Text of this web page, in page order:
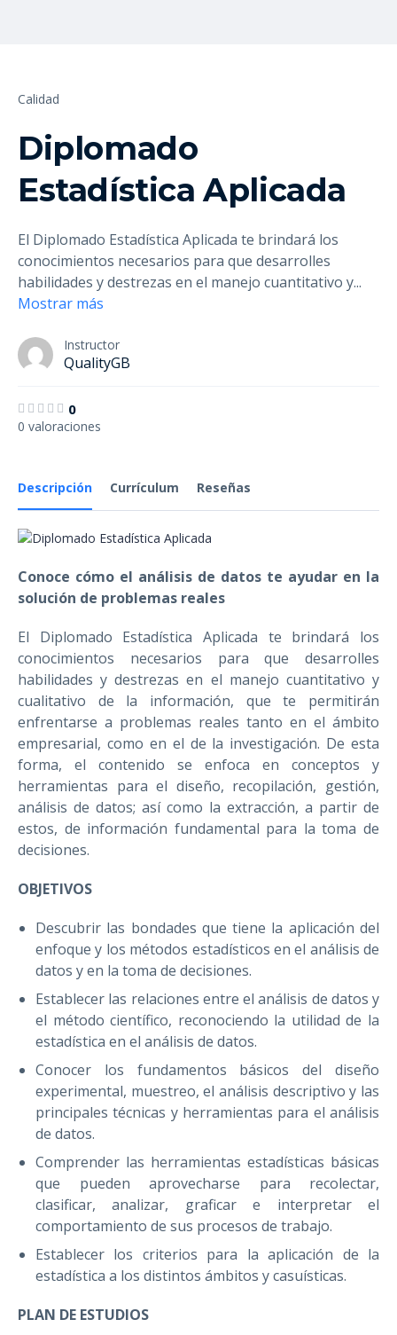
Calidad
Diplomado
Estadística Aplicada
El Diplomado Estadística Aplicada te brindará los
conocimientos necesarios para que desarrolles
habilidades y destrezas en el manejo cuantitativo y...
Mostrar más
Instructor
QualityGB
0
0 valoraciones
Descripción Currículum Reseñas
Conoce cómo el análisis de datos te ayudar en la
solución de problemas reales
El Diplomado Estadística Aplicada te brindará los
conocimientos necesarios para que desarrolles
habilidades y destrezas en el manejo cuantitativo y
cualitativo de la información, que te permitirán
enfrentarse a problemas reales tanto en el ámbito
empresarial, como en el de la investigación. De esta
forma, el contenido se enfoca en conceptos y
herramientas para el diseño, recopilación, gestión,
análisis de datos; así como la extracción, a partir de
estos, de información fundamental para la toma de
decisiones.
OBJETIVOS
Descubrir las bondades que tiene la aplicación del
enfoque y los métodos estadísticos en el análisis de
datos y en la toma de decisiones.
Establecer las relaciones entre el análisis de datos y
el método científico, reconociendo la utilidad de la
estadística en el análisis de datos.
Conocer los fundamentos básicos del diseño
experimental, muestreo, el análisis descriptivo y las
principales técnicas y herramientas para el análisis
de datos.
Comprender las herramientas estadísticas básicas
que pueden aprovecharse para recolectar,
clasificar, analizar, graficar e interpretar el
comportamiento de sus procesos de trabajo.
Establecer los criterios para la aplicación de la
estadística a los distintos ámbitos y casuísticas.
PLAN DE ESTUDIOS